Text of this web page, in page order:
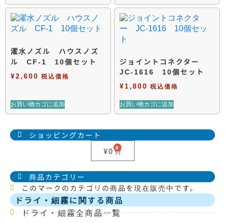
濯水ノズル ハウスノズ
ル CF-1 10個セット
¥2,600 税込価格
お買い物カゴに追加
ジョイントコネクター
JC-1616 10個セット
¥1,800 税込価格
お買い物カゴに追加
ショッピングカート
¥0 0
商品カテゴリー
このマークのカテゴリの商品を現在販売中です。
ドライ・細霧に関する商品
ドライ・細霧全商品一覧